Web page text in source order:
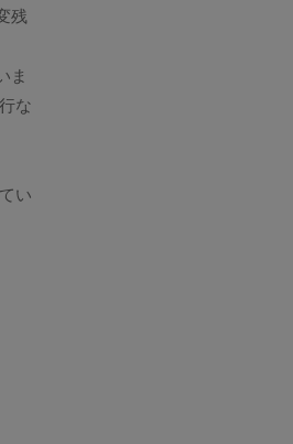
残
ま
な
い